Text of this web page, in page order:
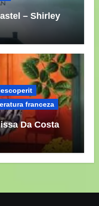
– Shirley
franceza
Da Costa